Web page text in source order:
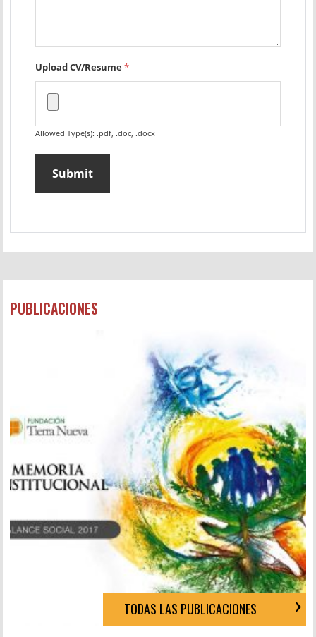
Upload CV/Resume*
Allowed Type(s): .pdf, .doc, .docx
PUBLICACIONES
TODAS LAS PUBLICACIONES